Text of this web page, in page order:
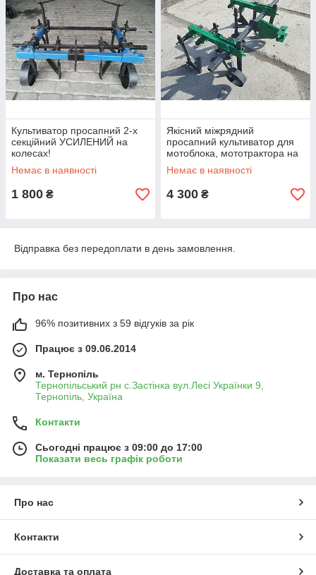
Культиватор просапний 2-х
секційний УСИЛЕНИЙ на
колесах!
Немає в наявності
1 800 ₴
Якісний міжрядний
просапний культиватор для
мотоблока, мототрактора на
2 ряди
Немає в наявності
4 300 ₴
Відправка без передоплати в день замовлення.
Про нас
96% позитивних з 59 відгуків за рік
Працює з 09.06.2014
м. Тернопіль
Тернопільський рн с.Застінка вул.Лесі Українки 9,
Тернопіль, Україна
Контакти
Сьогодні працює з 09:00 до 17:00
Показати весь графік роботи
Про нас
Контакти
Доставка та оплата